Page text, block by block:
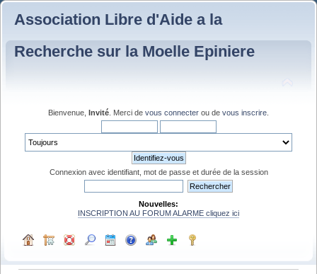
Association Libre d'Aide a la
Recherche sur la Moelle Epiniere
Bienvenue, Invité . Merci de vous connecter ou de vous inscrire
Connexion avec identifiant, mot de passe et durée de la session
Nouvelles:
INSCRIPTION AU FORUM ALARME cliquez ici